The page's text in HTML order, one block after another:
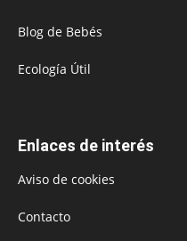
Blog de Bebés
Ecología Útil
Enlaces de interés
Aviso de cookies
Contacto